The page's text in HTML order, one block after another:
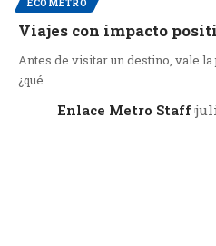
ECOMETRO
Viajes con impacto
Antes de visitar un destino, vale la
¿qué…
Enlace Metro Staff